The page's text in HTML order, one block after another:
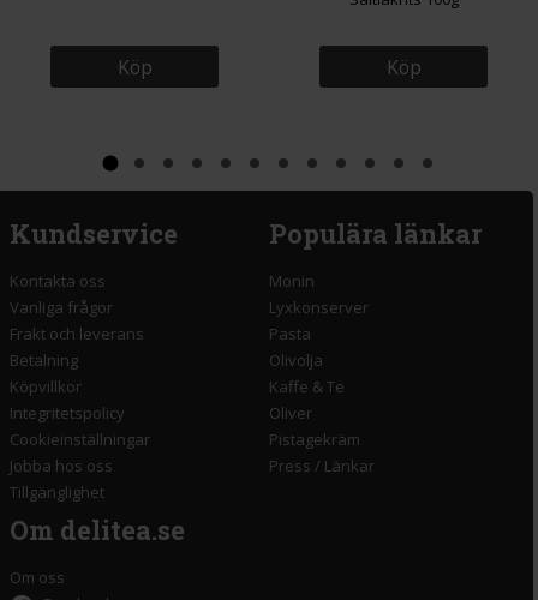
Köp Köp
Kundservice
Kontakta oss
Vanliga frågor
Frakt och leverans
Betalning
Köpvillkor
Integritetspolicy
Cookieinställningar
Jobba hos oss
Tillgänglighet
Populära länkar
Monin
Lyxkonserver
Pasta
Olivolja
Kaffe & Te
Oliver
Pistagekräm
Press / Länkar
Om delitea.se
Om oss